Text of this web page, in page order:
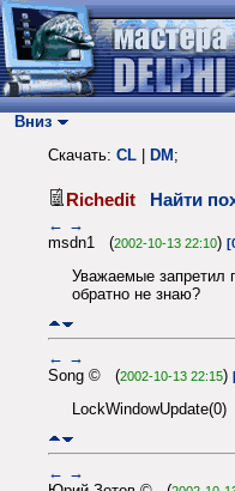
Вниз
Скачать: CL DM ;
Richedit Найти
← →
msdn1 (2002-10-13 22:10)
Уважаемые запретил
обратно не знаю?
← →
Song © (2002-10-13 22:15)
LockWindowUpdate(0)
← →